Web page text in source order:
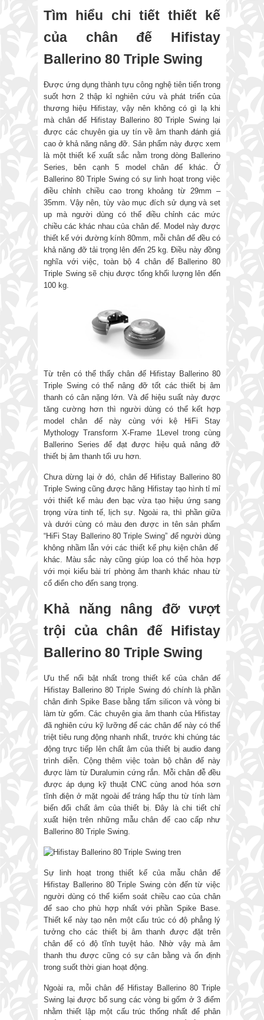
Tìm hiểu chi tiết thiết kế
của chân đế Hifistay
Ballerino 80 Triple Swing
Được ứng dụng thành tựu công nghệ tiên tiến trong
suốt hơn 2 thập kỉ nghiên cứu và phát triển của
thương hiệu Hifistay, vậy nên không có gì lạ khi
mà chân đế Hifistay Ballerino 80 Triple Swing lại
được các chuyên gia uy tín về âm thanh đánh giá
cao ở khả năng nâng đỡ. Sản phẩm này được xem
là một thiết kế xuất sắc nằm trong dòng Ballerino
Series, bên cạnh 5 model chân đế khác. Ở
Ballerino 80 Triple Swing có sự linh hoạt trong việc
điều chỉnh chiều cao trong khoảng từ 29mm –
35mm. Vậy nên, tùy vào mục đích sử dụng và set
up mà người dùng có thể điều chỉnh các mức
chiều các khác nhau của chân đế. Model này được
thiết kế với đường kính 80mm, mỗi chân đế đều có
khả năng đỡ tải trọng lên đến 25 kg. Điều này đồng
nghĩa với việc, toàn bộ 4 chân đế Ballerino 80
Triple Swing sẽ chịu được tổng khối lượng lên đến
100 kg.
Từ trên có thể thấy chân đế Hifistay Ballerino 80
Triple Swing có thể nâng đỡ tốt các thiết bị âm
thanh có cân nặng lớn. Và để hiệu suất này được
tăng cường hơn thì người dùng có thể kết hợp
model chân đế này cùng với kệ HiFi Stay
Mythology Transform X-Frame 1Level trong cùng
Ballerino Series để đạt được hiệu quả nâng đỡ
thiết bị âm thanh tối ưu hơn.
Chưa dừng lại ở đó, chân đế Hifistay Ballerino 80
Triple Swing cũng được hãng Hifistay tạo hình tỉ mỉ
với thiết kế màu đen bạc vừa tạo hiệu ứng sang
trọng vừa tinh tế, lịch sự. Ngoài ra, thì phần giữa
và dưới cùng có màu đen được in tên sản phẩm
“HiFi Stay Ballerino 80 Triple Swing” để người dùng
không nhầm lẫn với các thiết kế phụ kiện chân đế
khác. Màu sắc này cũng giúp loa có thể hòa hợp
với mọi kiểu bài trí phòng âm thanh khác nhau từ
cổ điển cho đến sang trọng.
Khả năng nâng đỡ vượt
trội của chân đế Hifistay
Ballerino 80 Triple Swing
Ưu thế nổi bật nhất trong thiết kế của chân đế
Hifistay Ballerino 80 Triple Swing đó chính là phần
chân đinh Spike Base bằng tấm silicon và vòng bi
làm từ gốm. Các chuyên gia âm thanh của Hifistay
đã nghiên cứu kỹ lưỡng để các chân đế này có thể
triệt tiêu rung động nhanh nhất, trước khi chúng tác
động trực tiếp lên chất âm của thiết bị audio đang
trình diễn. Cộng thêm việc toàn bộ chân đế này
được làm từ Duralumin cứng rắn. Mỗi chân đễ đều
được áp dụng kỹ thuật CNC cùng anod hóa sơn
tĩnh điện ở mặt ngoài để tráng hấp thu từ tính làm
biến đổi chất âm của thiết bị. Đây là chi tiết chỉ
xuất hiện trên những mẫu chân đế cao cấp như
Ballerino 80 Triple Swing.
Sự linh hoạt trong thiết kế của mẫu chân đế
Hifistay Ballerino 80 Triple Swing còn đến từ việc
người dùng có thể kiểm soát chiều cao của chân
đế sao cho phù hợp nhất với phần Spike Base.
Thiết kế này tạo nên một cấu trúc có độ phẳng lý
tưởng cho các thiết bị âm thanh được đặt trên
chân đế có độ tĩnh tuyệt hảo. Nhờ vậy mà âm
thanh thu được cũng có sự cân bằng và ổn định
trong suốt thời gian hoạt động.
Ngoài ra, mỗi chân đế Hifistay Ballerino 80 Triple
Swing lại được bổ sung các vòng bi gốm ở 3 điểm
nhằm thiết lập một cấu trúc thống nhất để phân